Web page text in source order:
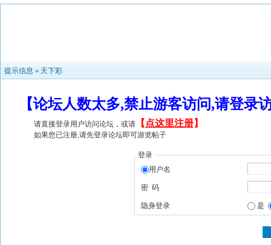
提示信息 » 天下彩
【论坛人数太多,禁止游客访问,请登
请直接登录用户访问论坛，或请 【 点这里注册】
如果您已注册,请先登录论坛即可游览帖子
登录
用户名
密 码
隐身登录 是